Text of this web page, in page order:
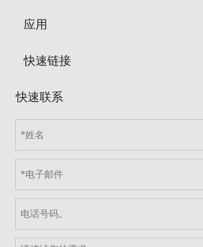
应用
快速链接
快速联系